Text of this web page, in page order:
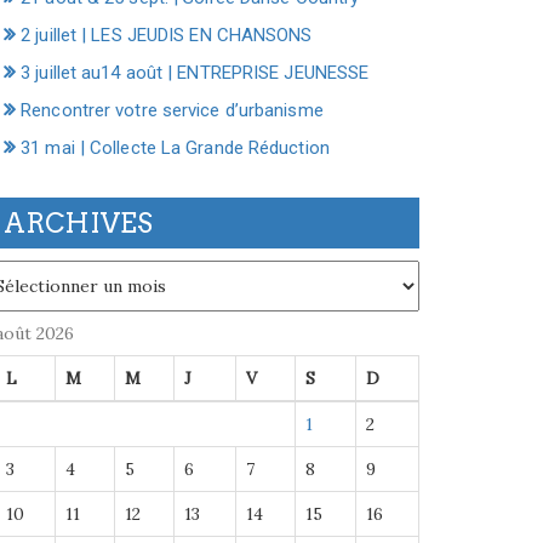
2 juillet | LES JEUDIS EN CHANSONS
3 juillet au14 août | ENTREPRISE JEUNESSE
Rencontrer votre service d’urbanisme
31 mai | Collecte La Grande Réduction
ARCHIVES
2026
L M M J V S D
1 2
3 4 5 6 7 8 9
10 11 12 13 14 15 16